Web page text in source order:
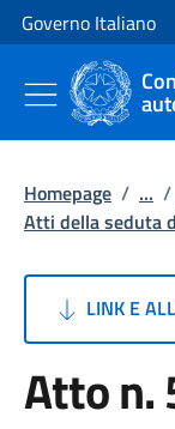
Vai al contenuto
Vai alla navigazione
Governo Italiano
Homepage / ... /
Atti della seduta
LINK E
Atto n.